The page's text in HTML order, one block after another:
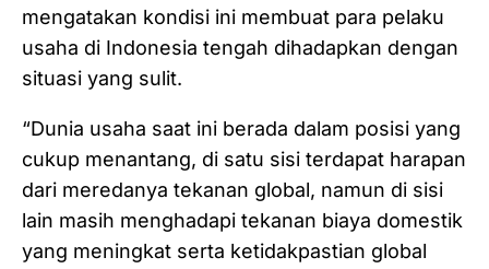
mengatakan kondisi ini membuat para pelaku
usaha di Indonesia tengah dihadapkan dengan
situasi yang sulit.
“Dunia usaha saat ini berada dalam posisi yang
cukup menantang, di satu sisi terdapat harapan
dari meredanya tekanan global, namun di sisi
lain masih menghadapi tekanan biaya domestik
yang meningkat serta ketidakpastian global